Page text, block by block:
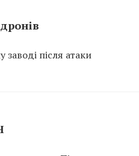
після атаки